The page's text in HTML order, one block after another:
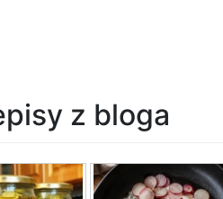
z bloga